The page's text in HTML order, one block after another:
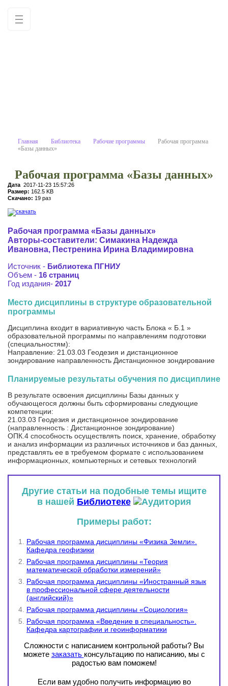
Главная Библиотека Рабочие программы
Рабочая программа
«Базы данных»
Рабочая программа «Базы данных»
Дата 2017-11-23 15:57:26
Размер: 162.5 KB
Скачано: 19 раз
Рабочая программа «Базы данных»
Авторы-составители: Симакина Надежда
Ивановна, Пестренина Ирина Владимировна
Источник - Библиотека ПГНИУ
Объем - 16 страниц
Год издания- 2017
Место дисциплины в структуре образовательной
программы
Дисциплина входит в вариативную часть Блока « Б.1 »
образовательной программы по направлениям подготовки
(специальностям):
Направление: 21.03.03 Геодезия и дистанционное
зондирование направленность Дистанционное зондирование
Планируемые результаты обучения по дисциплине
В результате освоения дисциплины Базы данных у
обучающегося должны быть сформированы следующие
компетенции:
21.03.03 Геодезия и дистанционное зондирование
(направленность : Дистанционное зондирование)
ОПК.4 способность осуществлять поиск, хранение, обработку
и анализ информации из различных источников и баз данных,
представлять ее в требуемом формате с использованием
информационных, компьютерных и сетевых технологий
Другие статьи на подобные темы ищите
в нашей Библиотеке
Примеры работ:
Рабочая программа дисциплины «Физика Земли».
Кафедра геофизики
Рабочая программа дисциплины «Теория
математической обработки измерений»
Рабочая программа дисциплины «Иностранный язык
в профессиональной сфере деятельности
(английский)»
Рабочая программа дисциплины «Социология»
Рабочая программа «Введение в специальность».
Кафедра картографии и геоинформатики
Сложности с написанием контрольной работы? Вы
можете заказать консультацию по написанию, мы с
радостью вам поможем!
Если вам удобно получить информацию во